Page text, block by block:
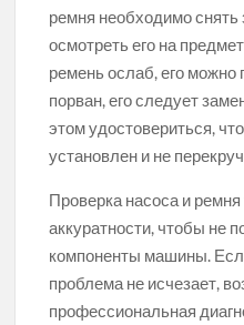
ремня необходимо
осмотреть его на
ремень ослаб, его можно
порван, его следует
этом удостовериться,
установлен и не
Проверка насоса и
аккуратности, чтобы не
компоненты машины.
проблема не исчезает,
профессиональная